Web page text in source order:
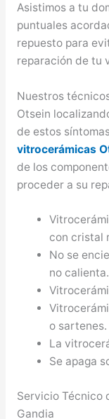
Asistimos a tu
puntuales
repuesto para
reparación de tu
Nuestros
Otsein
de estos
vitrocerámicas
de los
proceder a su
con cristal
No se
no calienta.
o sartenes.
La
Se apaga
Servicio Técnico
Gandia